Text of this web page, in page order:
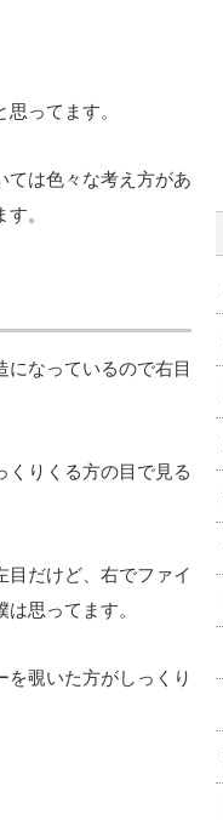
ってます。
ては色々な考え方があ
。
なっているので右目
くりくる方の目で見る
目だけど、右でファイ
思ってます。
覗いた方がしっくり